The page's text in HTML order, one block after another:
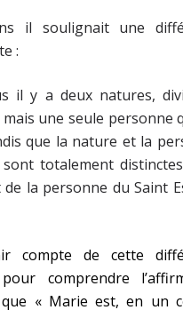
il soulignait une
:
il y a deux natures,
une seule personne
que la nature et la
totalement
la personne du Saint
compte de cette
comprendre
que « Marie est, en un